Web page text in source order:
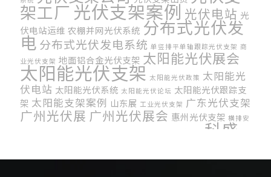
架工厂光伏支架案例光伏电站 光
伏电站运维 农棚并网光伏系统 分布式光伏发
电分布式光伏发电系统 单竖排平单轴跟踪光伏支架 商
业光伏支架 地面铝合金光伏支架 太阳能光伏展会
太阳能光伏支架 太阳能光伏政策 太阳能光
伏电站 太阳能光伏系统 太阳能光伏论坛 太阳能光伏跟踪支
架 太阳能支架案例 山东展 工业光伏支架 广东光伏支架
广州光伏展 广州光伏展会 惠州光伏支架 横排安
科盛
车棚光伏支架车棚光伏支架系统韩国国